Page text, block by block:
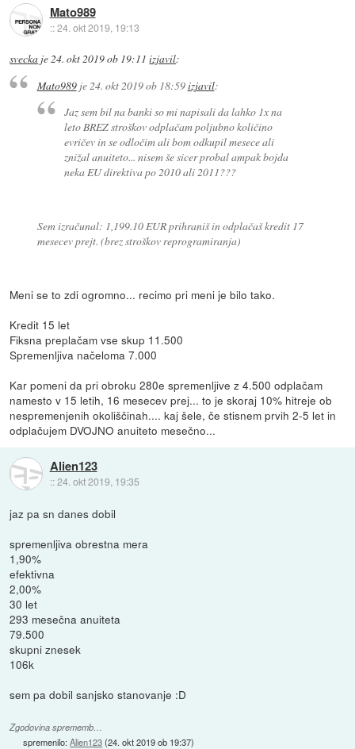
Mato989
::24. okt 2019, 19:13
svecka je24. okt 2019 ob 19:11 izjavil:
Mato989je24. okt 2019 ob 18:59izjavil:
Jaz sem bil na banki so mi napisali da lahko 1x na
leto BREZ stroškov odplačam poljubno količino
evričev in se odločim ali bom odkupil mesece ali
znižal anuiteto... nisem še sicer probal ampak bojda
neka EU direktiva po 2010 ali 2011???
Sem izračunal: 1,199.10 EUR prihraniš in odplačaš kredit 17
mesecev prejt. (brez stroškov reprogramiranja)
Meni se to zdi ogromno... recimo pri meni je bilo tako.
Kredit 15 let
Fiksna preplačam vse skup 11.500
Spremenljiva načeloma 7.000
Kar pomeni da pri obroku 280e spremenljive z 4.500 odplačam
namesto v 15 letih, 16 mesecev prej... to je skoraj 10% hitreje ob
nespremenjenih okoliščinah.... kaj šele, če stisnem prvih 2-5 let in
odplačujem DVOJNO anuiteto mesečno...
Alien123
::24. okt 2019, 19:35
jaz pa sn danes dobil
spremenljiva obrestna mera
1,90%
efektivna
2,00%
30 let
293 mesečna anuiteta
79.500
skupni znesek
106k
sem pa dobil sanjsko stanovanje :D
Zgodovina sprememb…
spremenilo:Alien123(24. okt 2019 ob 19:37)